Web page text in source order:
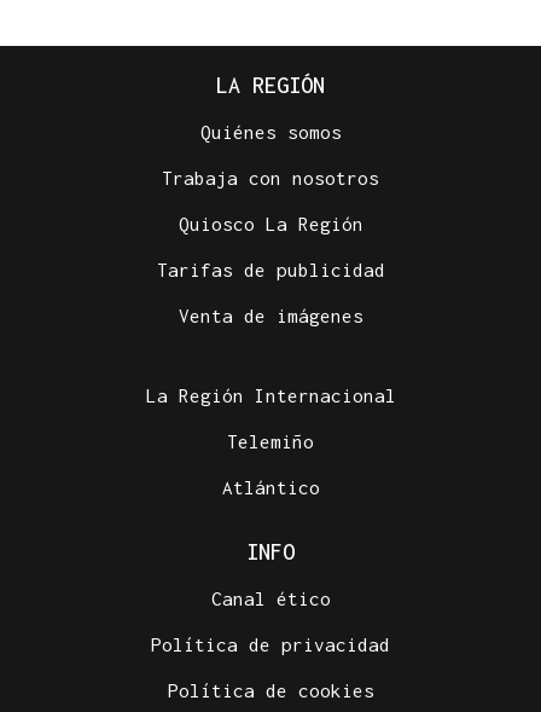
LA REGIÓN
Quiénes somos
Trabaja con nosotros
Quiosco La Región
Tarifas de publicidad
Venta de imágenes
La Región Internacional
Telemiño
Atlántico
INFO
Canal ético
Política de privacidad
Política de cookies